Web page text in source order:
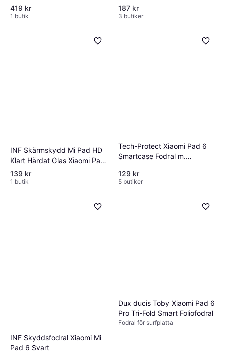
Tangentbordsfodral KPH-
030
419 kr
1 butik
187 kr
3 butiker
INF Skärmskydd Mi Pad HD
Klart Härdat Glas Xiaomi Pad
6 Pro
139 kr
1 butik
Tech-Protect Xiaomi Pad 6
Smartcase Fodral m.
129 kr
5 butiker
INF Skyddsfodral Xiaomi Mi
Pad 6 Svart
Dux ducis Toby Xiaomi Pad 6
Pro Tri-Fold Smart Foliofodral
Fodral för surfplatta